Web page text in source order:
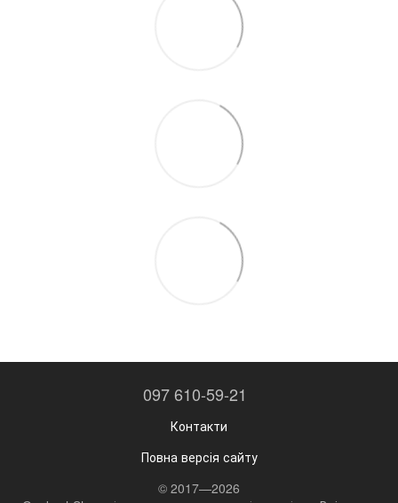
097 610-59-21
Контакти
Повна версія сайту
© 2017—2026